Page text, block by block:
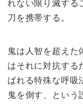
れない限り滅する
刀を携帯する。
鬼は人智を超えた
はそれに対抗する
ばれる特殊な呼吸
鬼を倒す、という